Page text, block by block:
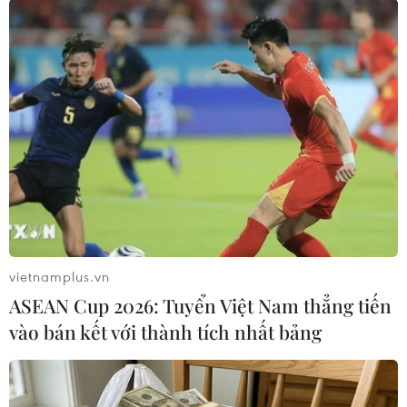
(TTXVN/Vietnam+)
#Người chuyển giới #Phụ nữ chuyển giới
#Giới tính
Hàn Quốc
vietnamplus.vn
ASEAN Cup 2026: Tuyển Việt Nam thẳng tiến
vào bán kết với thành tích nhất bảng